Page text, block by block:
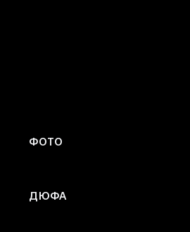
ФОТО
ДЮФА